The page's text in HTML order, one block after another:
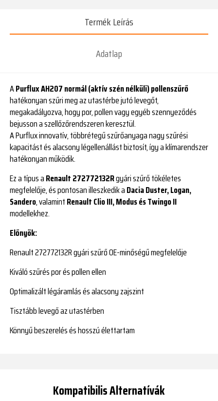
Termék Leírás
Adatlap
APurflux AH207 normál (aktív szén nélküli) pollenszűrő
hatékonyan szűri meg az utastérbe jutó levegőt,
megakadályozva, hogy por, pollen vagy egyéb szennyeződés
bejusson a szellőzőrendszeren keresztül.
A Purflux innovatív, többrétegű szűrőanyaga nagy szűrési
kapacitást és alacsony légellenállást biztosít, így a klímarendszer
hatékonyan működik.
Ez a típus aRenault 272772132Rgyári szűrő tökéletes
megfelelője, és pontosan illeszkedik aDacia Duster, Logan,
Sandero, valamintRenault Clio III, Modus és Twingo II
modellekhez.
Előnyök:
Renault 272772132R gyári szűrő OE-minőségű megfelelője
Kiváló szűrés por és pollen ellen
Optimalizált légáramlás és alacsony zajszint
Tisztább levegő az utastérben
Könnyű beszerelés és hosszú élettartam
Kompatibilis Alternatívák